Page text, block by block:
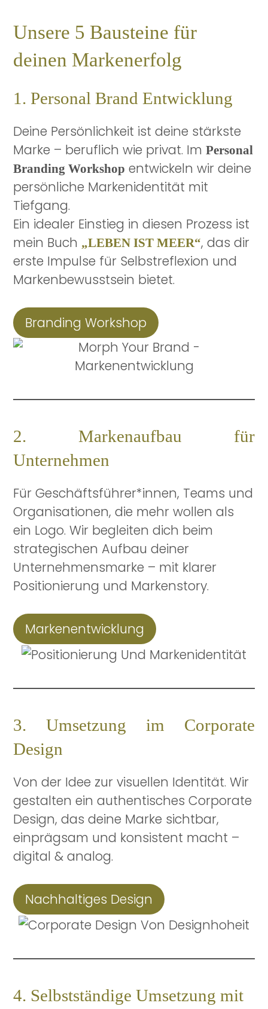
Unsere 5 Bausteine für
deinen Markenerfolg
1. Personal Brand Entwicklung
Deine Persönlichkeit ist deine stärkste
Marke – beruflich wie privat. ImPersonal
Branding Workshop entwickeln wir deine
persönliche Markenidentität mit
Tiefgang.
Ein idealer Einstieg in diesen Prozess ist
mein Buch „LEBEN IST MEER“, das dir
erste Impulse für Selbstreflexion und
Markenbewusstsein bietet.
Branding Workshop
2. Markenaufbau für
Unternehmen
Für Geschäftsführer*innen, Teams und
Organisationen, die mehr wollen als
ein Logo. Wir begleiten dich beim
strategischen Aufbau deiner
Unternehmensmarke – mit klarer
Positionierung und Markenstory.
Markenentwicklung
3. Umsetzung im Corporate
Design
Von der Idee zur visuellen Identität. Wir
gestalten ein authentisches Corporate
Design, das deine Marke sichtbar,
einprägsam und konsistent macht –
digital & analog.
Nachhaltiges Design
4. Selbstständige Umsetzung mit